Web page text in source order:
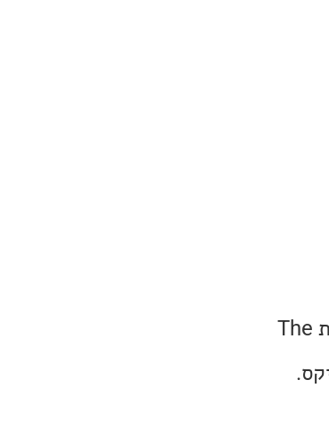
במסגרת השלמות שאני עושה מידי פעם, צפיתי בסרט "נקודת שיוויון" או באנגלית The